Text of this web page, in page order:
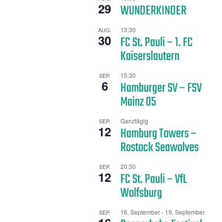
29 WUNDERKINDER
AUG.
30
13:30
FC St. Pauli – 1. FC
Kaiserslautern
SEP.
6
15:30
Hamburger SV – FSV
Mainz 05
SEP.
12
Ganztägig
Hamburg Towers –
Rostock Seawolves
SEP.
12
20:30
FC St. Pauli – VfL
Wolfsburg
SEP. 16. September- 19. September